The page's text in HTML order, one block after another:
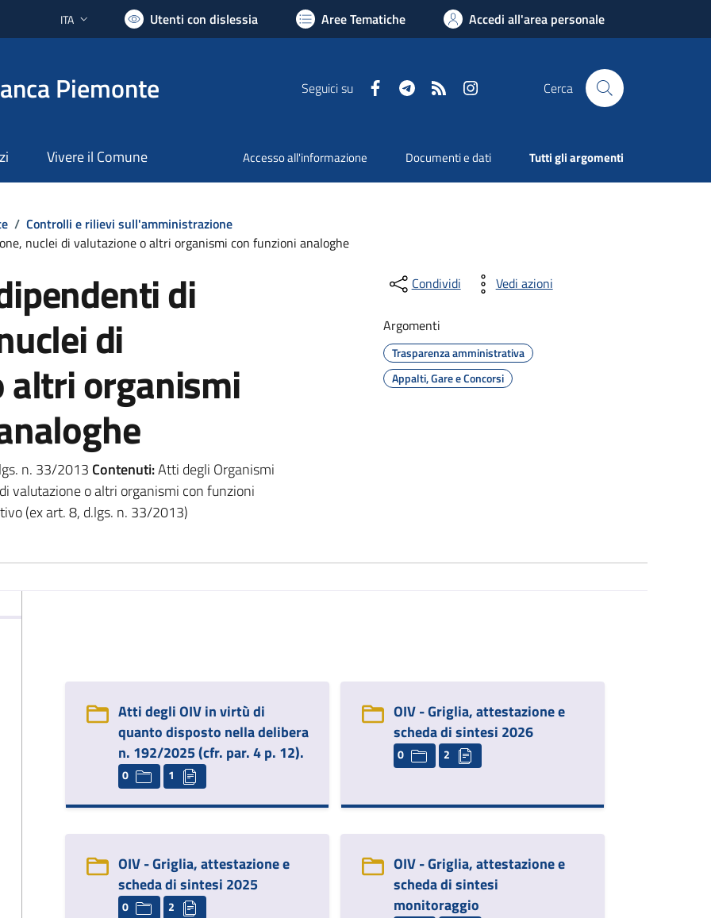
Lingua attiva:
ITA Utenti con dislessia Aree Tematiche Accedi all'area personale
Piemonte Seguici su FacebookTelegramRSS Cerca
Vivere il Comune Accesso all'informazione Documenti e dati Tutti gli argomenti
/ Controlli e rilievi sull'amministrazione
nuclei di valutazione o altri organismi con funzioni analoghe
di
di
altri organismi
n. 33/2013 Contenuti:Atti degli Organismi
valutazione o altri organismi con funzioni
(ex art. 8, d.lgs. n. 33/2013)
Condividi Vedi azioni
Argomenti
Trasparenza amministrativa
Appalti, Gare e Concorsi
Atti degli OIV in virtù di
quanto disposto nella delibera
n. 192/2025 (cfr. par. 4 p. 12).
0 1
OIV - Griglia, attestazione e
scheda di sintesi 2026
0 2
OIV - Griglia, attestazione e
scheda di sintesi 2025
0 2
OIV - Griglia, attestazione e
scheda di sintesi
monitoraggio